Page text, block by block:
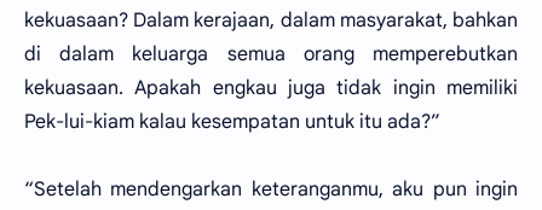
kekuasaan? Dalam kerajaan, dalam masyarakat, bahkan
di dalam keluarga semua orang memperebutkan
kekuasaan. Apakah engkau juga tidak ingin memiliki
Pek-lui-kiam kalau kesempatan untuk itu ada?”
“Setelah mendengarkan keteranganmu, aku pun ingin